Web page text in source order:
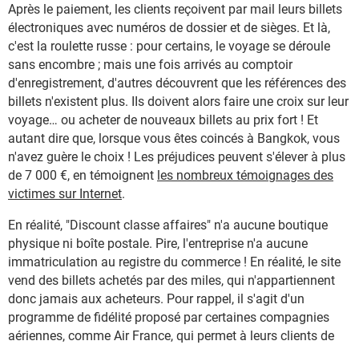
Après le paiement, les clients reçoivent par mail leurs billets
électroniques avec numéros de dossier et de sièges. Et là,
c'est la roulette russe : pour certains, le voyage se déroule
sans encombre ; mais une fois arrivés au comptoir
d'enregistrement, d'autres découvrent que les références des
billets n'existent plus. IIs doivent alors faire une croix sur leur
voyage… ou acheter de nouveaux billets au prix fort ! Et
autant dire que, lorsque vous êtes coincés à Bangkok, vous
n'avez guère le choix ! Les préjudices peuvent s'élever à plus
de 7 000 €, en témoignent les nombreux témoignages des
victimes sur Internet.
En réalité, "Discount classe affaires" n'a aucune boutique
physique ni boîte postale. Pire, l'entreprise n'a aucune
immatriculation au registre du commerce ! En réalité, le site
vend des billets achetés par des miles, qui n'appartiennent
donc jamais aux acheteurs. Pour rappel, il s'agit d'un
programme de fidélité proposé par certaines compagnies
aériennes, comme Air France, qui permet à leurs clients de